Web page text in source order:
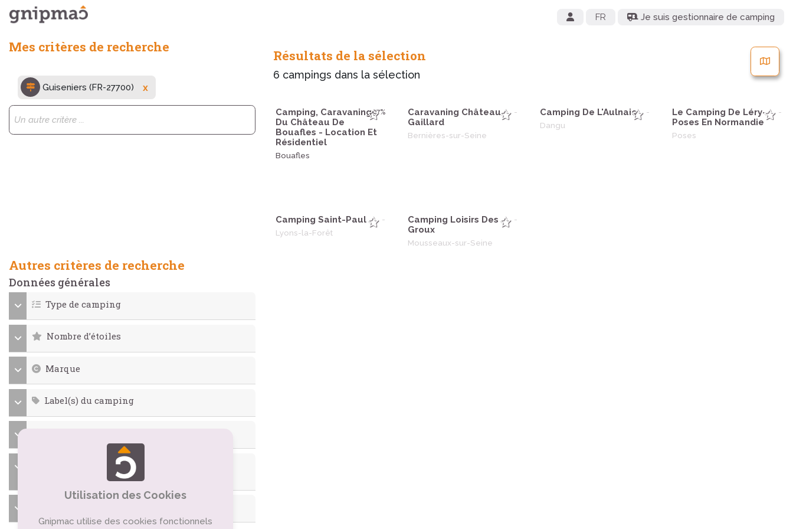
FR Je suis gestionnaire de camping
Résultats de la sélection
6 campings dans la sélection
97%
Camping, Caravaning
Du Château De
Bouafles - Location Et
Résidentiel
Bouafles
-
Caravaning Château-
Gaillard
Bernières-sur-Seine
-
Camping De L'Aulnaie
Dangu
-
Le Camping De Léry-
Poses En Normandie
Poses
-
Camping Saint-Paul
Lyons-la-Forêt
-
Camping Loisirs Des
Groux
Mousseaux-sur-Seine
Mes critères de recherche
x
Guiseniers (FR-27700)
Autres critères de recherche
Données générales
Type de camping
Nombre d’étoiles
Marque
Label(s) du camping
Langues parlées par le personnel du
Utilisation des Cookies
Gnipmac utilise des cookies fonctionnels